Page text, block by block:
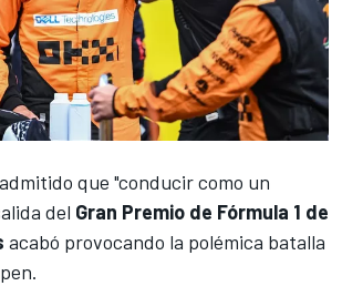
que "conducir como un
del Gran Premio de Fórmula 1 de
acabó provocando la polémica batalla
.